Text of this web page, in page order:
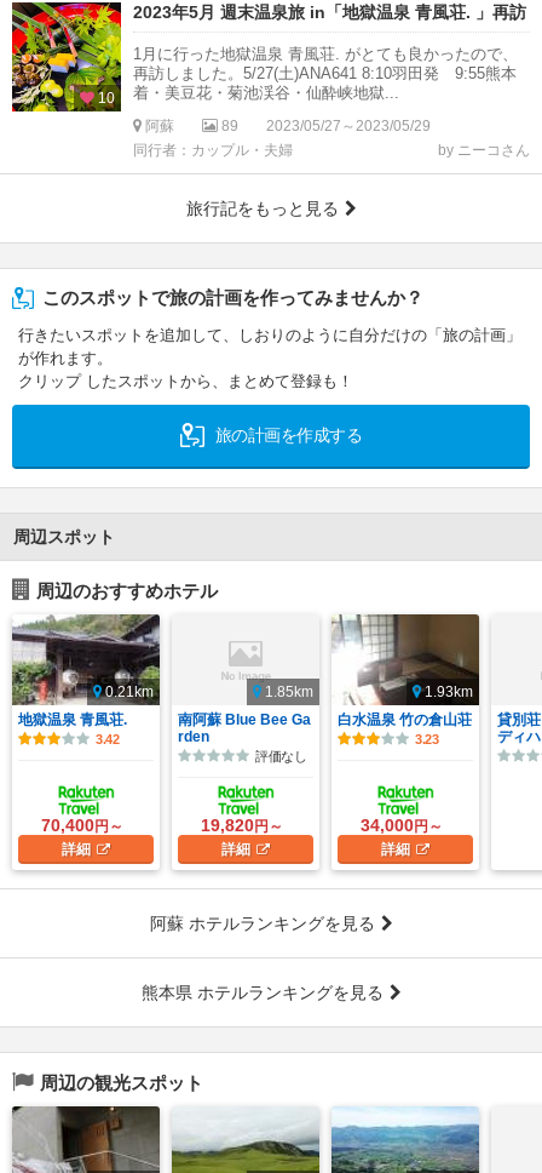
10
2023年5月 週末温泉旅 in「地獄温泉 青風荘. 」再訪
1月に行った地獄温泉 青風荘. がとても良かったので、
再訪しました。5/27(土)ANA641 8:10羽田発 9:55熊本
着・美豆花・菊池渓谷・仙酔峡地獄...
阿蘇 89
2023/05/27～2023/05/29
同行者：カップル・夫婦
by ニーコさん
旅行記をもっと見る
このスポットで旅の計画を作ってみませんか？
行きたいスポットを追加して、しおりのように自分だけの「旅の計画」
が作れます。
クリップ したスポットから、まとめて登録も！
旅の計画を作成する
周辺スポット
周辺のおすすめホテル
0.21km
地獄温泉 青風荘.
3.42
70,400円～
詳細
1.85km
南阿蘇 Blue Bee Ga
rden
評価なし
19,820円～
詳細
1.93km
白水温泉 竹の倉山荘
3.23
34,000円～
詳細
貸別
ディ
阿蘇 ホテルランキングを見る
熊本県 ホテルランキングを見る
周辺の観光スポット